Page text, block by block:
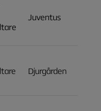
Juventus
Djurgården